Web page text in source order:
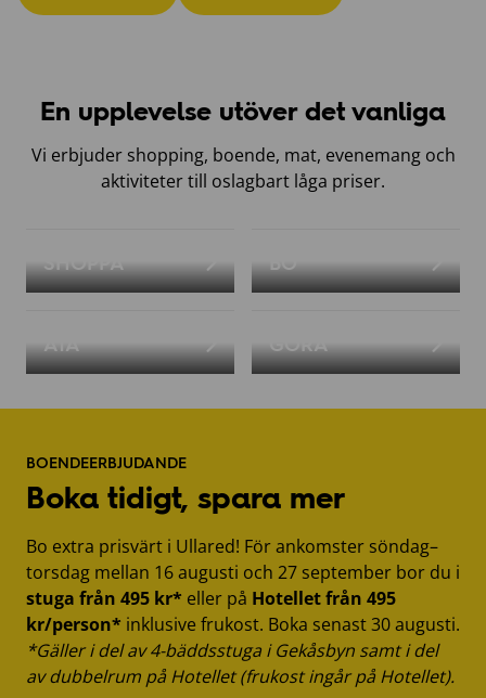
En upplevelse utöver det vanliga
Vi erbjuder shopping, boende, mat, evenemang och
aktiviteter till oslagbart låga priser.
SHOPPA BO
ÄTA GÖRA
BOENDEERBJUDANDE
Boka tidigt, spara mer
Bo extra prisvärt i Ullared! För ankomster söndag–
torsdag mellan 16 augusti och 27 september bor du i
stuga från 495 kr* eller på Hotellet från 495
kr/person* inklusive frukost. Boka senast 30 augusti.
*Gäller i del av 4-bäddsstuga i Gekåsbyn samt i del
av dubbelrum på Hotellet (frukost ingår på Hotellet).
ALLT FÖR SKOLSTARTEN!